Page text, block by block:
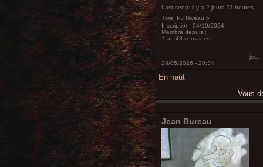
Last seen: il y a 2 jours 22 heures
Titre: PJ Niveau 5
Inscription: 04/10/2024
Membre depuis :
1 an 43 semaines
jeu,
28/05/2026 - 20:34
En haut
Vous
Jean Bureau